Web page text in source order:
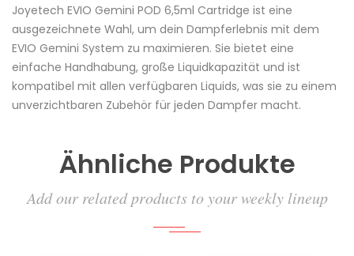
Joyetech EVIO Gemini POD 6,5ml Cartridge ist eine
ausgezeichnete Wahl, um dein Dampferlebnis mit dem
EVIO Gemini System zu maximieren. Sie bietet eine
einfache Handhabung, große Liquidkapazität und ist
kompatibel mit allen verfügbaren Liquids, was sie zu einem
unverzichtbaren Zubehör für jeden Dampfer macht.
Ähnliche Produkte
Add our related products to your weekly lineup